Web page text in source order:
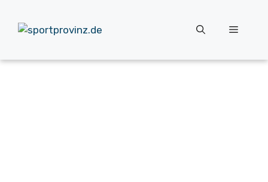
Inhalt
springen
Menü